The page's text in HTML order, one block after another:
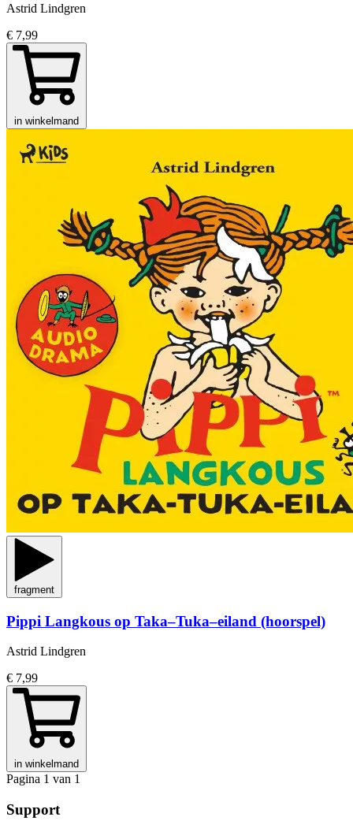
Astrid Lindgren
€ 7,99
in winkelmand
fragment
Pippi Langkous op Taka–Tuka–eiland (hoorspel)
Astrid Lindgren
€ 7,99
in winkelmand
Pagina 1 van 1
Support